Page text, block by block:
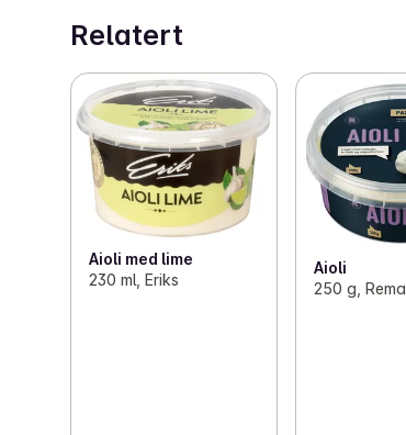
Relatert
Aioli med lime
230 ml, Eriks
Aioli
250 g, Rema